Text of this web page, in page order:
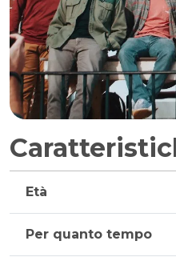
Età
Per quanto tempo